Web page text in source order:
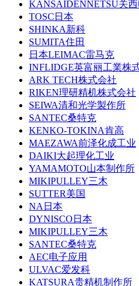
KANSAIDENNETSU关
TOSC日本
SHINKA新科
SUMITA住田
日本LEIMAC雷马克
INFLIDGE英富丽工業株
ARK TECH株式会社
RIKEN理研精机株式会社
SEIWA清和光学製作所
SANTEC桑特克
KENKO-TOKINA肯高
MAEZAWA前泽化成工业
DAIKI大起理化工业
YAMAMOTO山本制作所
MIKIPULLEY三木
SUTTER美国
NA日本
DYNISCO日本
MIKIPULLEY三木
SANTEC桑特克
AEC电子应用
ULVAC爱发科
KATSURA贵精机制作所